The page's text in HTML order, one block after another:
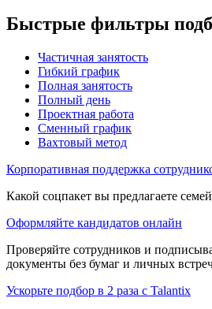
Быстрые фильтры
Частичная занятость
Гибкий график
Полная занятость
Полный день
Проектная работа
Сменный график
Вахтовый метод
Корпоративная поддержка
Какой соцпакет вы предлагаете
Оформляйте кандидатов онлайн
Проверяйте сотрудников и
документы без бумаг и личных
Ускорьте подбор в 2 раза с Talantix